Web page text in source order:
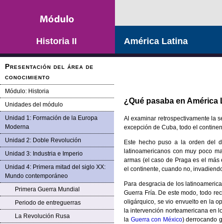
Historia II
Presentación del área de
conocimiento
Módulo: Historia
Unidades del módulo
Unidad 1: Formación de la Europa
Moderna
Unidad 2: Doble Revolución
Unidad 3: Industria e Imperio
Unidad 4: Primera mitad del siglo XX:
Mundo contemporáneo
Primera Guerra Mundial
Periodo de entreguerras
La Revolución Rusa
América Latina
¿Qué pasaba en América
Al examinar retrospectivamente la
excepción de Cuba, todo el
Este hecho puso a la orden del
latinoamericanos con muy poco
armas (el caso de Praga es el
el continente, cuando no,
Para desgracia de los
Guerra Fría. De este modo, todo
oligárquico, se vio envuelto en la
la intervención norteamericana en
la Guerra con México) derrocando